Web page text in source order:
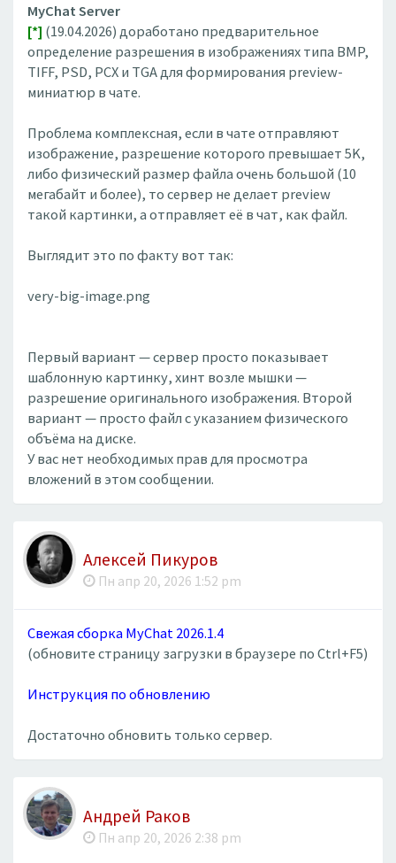
MyChat Server
[*] (19.04.2026) доработано предварительное
определение разрешения в изображениях типа BMP,
TIFF, PSD, PCX и TGA для формирования preview-
миниатюр в чате.
Проблема комплексная, если в чате отправляют
изображение, разрешение которого превышает 5K,
либо физический размер файла очень большой (10
мегабайт и более), то сервер не делает preview
такой картинки, а отправляет её в чат, как файл.
Выглядит это по факту вот так:
very-big-image.png
Первый вариант — сервер просто показывает
шаблонную картинку, хинт возле мышки —
разрешение оригинального изображения. Второй
вариант — просто файл с указанием физического
объёма на диске.
У вас нет необходимых прав для просмотра
вложений в этом сообщении.
Алексей Пикуров
Пн апр 20, 2026 1:52 pm
Свежая сборка MyChat 2026.1.4
(обновите страницу загрузки в браузере по Ctrl+F5)
Инструкция по обновлению
Достаточно обновить только сервер.
Андрей Раков
Пн апр 20, 2026 2:38 pm